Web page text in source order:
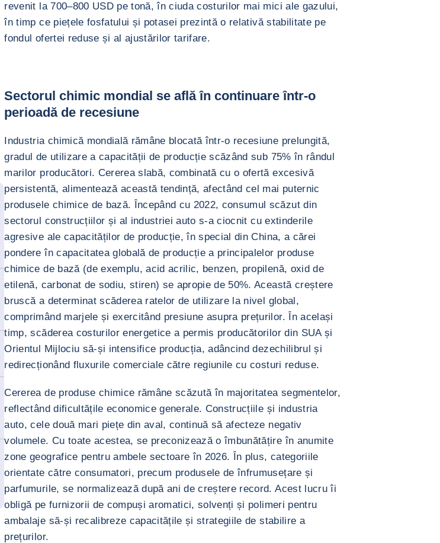
revenit la 700–800 USD pe tonă, în ciuda costurilor mai mici ale gazului,
în timp ce piețele fosfatului și potasei prezintă o relativă stabilitate pe
fondul ofertei reduse și al ajustărilor tarifare.
Sectorul chimic mondial se află în continuare într-o
perioadă de recesiune
Industria chimică mondială rămâne blocată într-o recesiune prelungită,
gradul de utilizare a capacității de producție scăzând sub 75% în rândul
marilor producători. Cererea slabă, combinată cu o ofertă excesivă
persistentă, alimentează această tendință, afectând cel mai puternic
produsele chimice de bază. Începând cu 2022, consumul scăzut din
sectorul construcțiilor și al industriei auto s-a ciocnit cu extinderile
agresive ale capacităților de producție, în special din China, a cărei
pondere în capacitatea globală de producție a principalelor produse
chimice de bază (de exemplu, acid acrilic, benzen, propilenă, oxid de
etilenă, carbonat de sodiu, stiren) se apropie de 50%. Această creștere
bruscă a determinat scăderea ratelor de utilizare la nivel global,
comprimând marjele și exercitând presiune asupra prețurilor. În același
timp, scăderea costurilor energetice a permis producătorilor din SUA și
Orientul Mijlociu să-și intensifice producția, adâncind dezechilibrul și
redirecționând fluxurile comerciale către regiunile cu costuri reduse.
Cererea de produse chimice rămâne scăzută în majoritatea segmentelor,
reflectând dificultățile economice generale. Construcțiile și industria
auto, cele două mari piețe din aval, continuă să afecteze negativ
volumele. Cu toate acestea, se preconizează o îmbunătățire în anumite
zone geografice pentru ambele sectoare în 2026. În plus, categoriile
orientate către consumatori, precum produsele de înfrumusețare și
parfumurile, se normalizează după ani de creștere record. Acest lucru îi
obligă pe furnizorii de compuși aromatici, solvenți și polimeri pentru
ambalaje să-și recalibreze capacitățile și strategiile de stabilire a
prețurilor.